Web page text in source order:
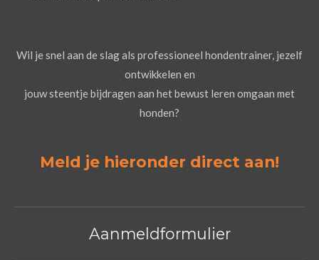
Wil je snel aan de slag als professioneel hondentrainer, jezelf
ontwikkelen en
jouw steentje bijdragen aan het bewust leren omgaan met
honden?
Meld je hieronder direct aan!
Aanmeldformulier